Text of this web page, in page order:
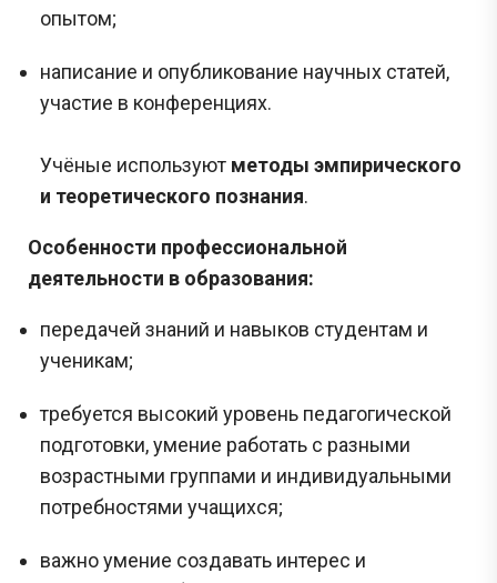
опытом;
написание и опубликование научных статей,
участие в конференциях.
Учёные используют методы эмпирического
и теоретического познания.
Особенности профессиональной
деятельности в образования:
передачей знаний и навыков студентам и
ученикам;
требуется высокий уровень педагогической
подготовки, умение работать с разными
возрастными группами и индивидуальными
потребностями учащихся;
важно умение создавать интерес и